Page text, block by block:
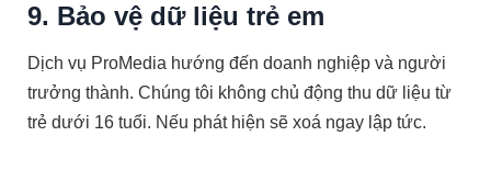
9. Bảo vệ dữ liệu trẻ em
Dịch vụ ProMedia hướng đến doanh nghiệp và người
trưởng thành. Chúng tôi không chủ động thu dữ liệu từ
trẻ dưới 16 tuổi. Nếu phát hiện sẽ xoá ngay lập tức.